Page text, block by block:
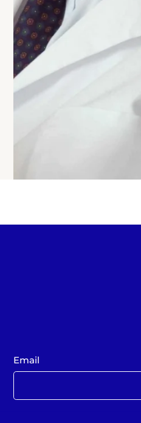
Email